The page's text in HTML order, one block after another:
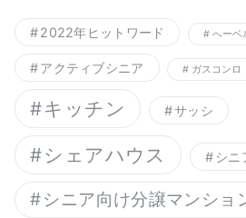
2022年ヒットワード へーベ
アクティブシニア ガスコンロ
キッチン サッシ
シェアハウス シニ
シニア向け分譲マンショ